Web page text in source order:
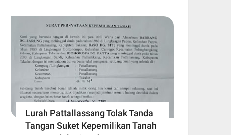
Lurah Pattallassang Tolak Tanda
Tangan Suket Kepemilikan Tanah